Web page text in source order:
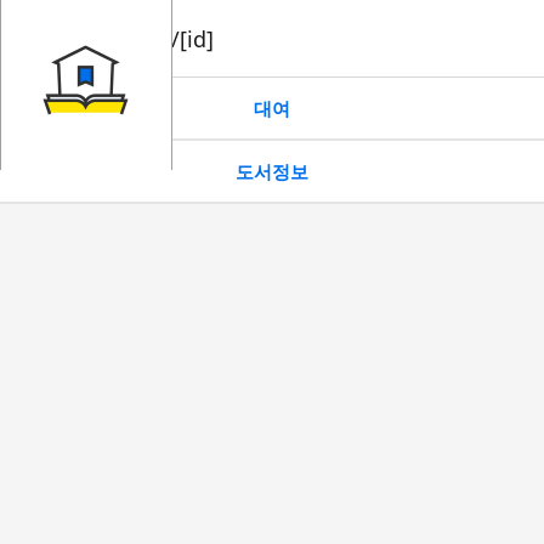
book/rent/[id]
대여
도서정보